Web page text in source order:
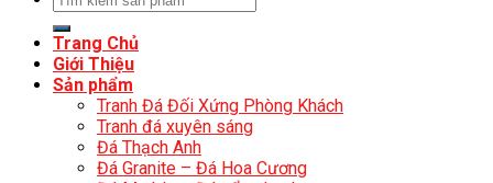
Trang Chủ
Giới Thiệu
Sản phẩm
Tranh Đá Đối Xứng Phòng Khách
Tranh đá xuyên sáng
Đá Thạch Anh
Đá Granite – Đá Hoa Cương